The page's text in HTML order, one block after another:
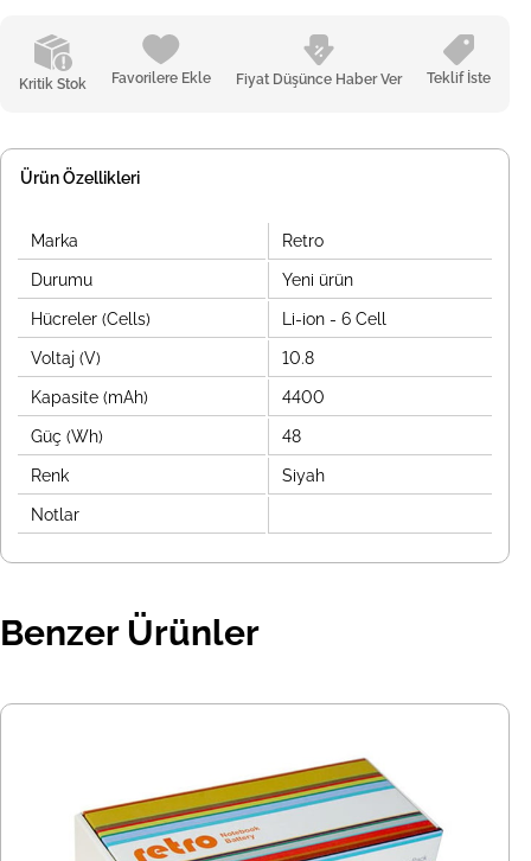
Kritik Stok Favorilere Ekle Fiyat Düşünce Haber Ver Teklif İste
Ürün Özellikleri
Marka Retro
Durumu Yeni ürün
Hücreler (Cells) Li-ion - 6 Cell
Voltaj (V) 10.8
Kapasite (mAh) 4400
Güç (Wh) 48
Renk Siyah
Notlar
Benzer Ürünler